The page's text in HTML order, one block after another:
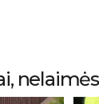
nelaimės